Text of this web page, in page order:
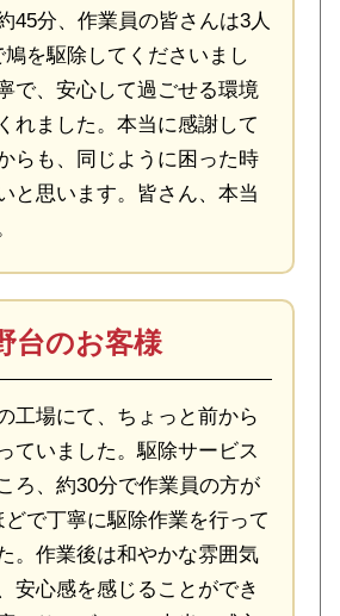
45分、作業員の皆さんは3人
を駆除してくださいまし
で、安心して過ごせる環境
れました。本当に感謝して
らも、同じように困った時
と思います。皆さん、本当
台のお客様
工場にて、ちょっと前から
ていました。駆除サービス
ろ、約30分で作業員の方が
で丁寧に駆除作業を行って
。作業後は和やかな雰囲気
安心感を感じることができ